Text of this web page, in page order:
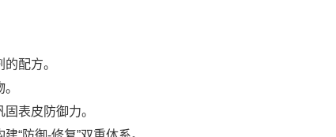
配方。
表皮防御力。